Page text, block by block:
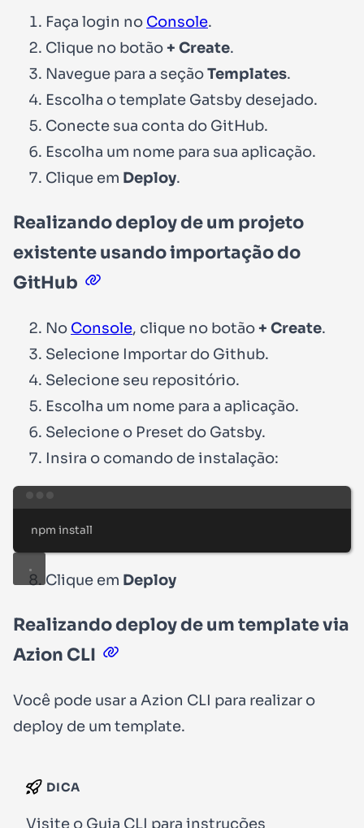
Faça login no Console.
Clique no botão + Create.
Navegue para a seçãoTemplates.
Escolha o template Gatsby desejado.
Conecte sua conta do GitHub.
Escolha um nome para sua aplicação.
Clique em Deploy.
Realizando deploy de um projeto
existente usando importação do
GitHub
No Console, clique no botão + Create.
Selecione Importar do Github.
Selecione seu repositório.
Escolha um nome para a aplicação.
Selecione o Preset do Gatsby.
Insira o comando de instalação:
npm install
Clique em Deploy
Realizando deploy de um template via
Azion CLI
Você pode usar a Azion CLI para realizar o
deploy de um template.
DICA
Visite o Guia CLI para instruções